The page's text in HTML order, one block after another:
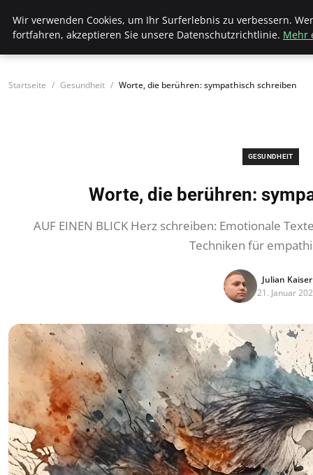
Bistro Grammophon
Startseite Gesundheit Worte, die berühren: sympathisch schreiben
GESUNDHEIT
Worte, die berühren:
AUF EINEN BLICK Herz schreiben: Emotionale
Techniken für
Julian Kaiser
21. Januar
Wir verwenden Cookies, um Ihr Surferlebnis zu verbessern.
fortfahren, akzeptieren Sie unsere Datenschutzrichtlinie. Mehr